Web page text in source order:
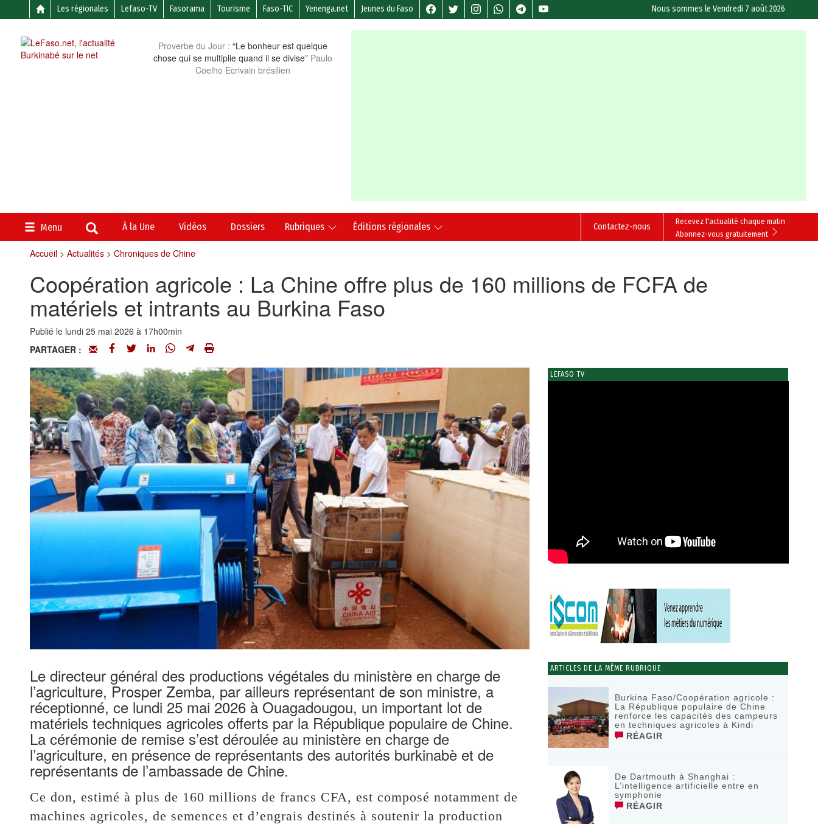
Les régionales Lefaso-TV Fasorama Tourisme Faso-TIC Yenenga.net Jeunes du Faso Nous sommes leVendredi 7 août 2026
Proverbe du Jour : “Le bonheur est quelque
chose qui se multiplie quand il se divise” Paulo
Coelho Ecrivain brésilien
Menu À la Une Vidéos Dossiers Rubriques Éditions régionales
Recevez l'actualité chaque matin
Abonnez-vous gratuitement
Contactez-nous
Accueil> Actualités> Chroniques de Chine
Coopération agricole : La Chine offre plus de 160 millions de FCFA de
matériels et intrants au Burkina Faso
Publié le lundi 25 mai 2026 à 17h00min
PARTAGER :
Le directeur général des productions végétales du ministère en charge de
l’agriculture, Prosper Zemba, par ailleurs représentant de son ministre, a
réceptionné, ce lundi 25 mai 2026 à Ouagadougou, un important lot de
matériels techniques agricoles offerts par la République populaire de Chine.
La cérémonie de remise s’est déroulée au ministère en charge de
l’agriculture, en présence de représentants des autorités burkinabè et de
représentants de l’ambassade de Chine.
Ce don, estimé à plus de 160 millions de francs CFA, est composé notamment de
machines agricoles, de semences et d’engrais destinés à soutenir la production
LEFASO TV
ARTICLES DE LA MÊME RUBRIQUE
Burkina Faso/Coopération agricole :
La République populaire de Chine
renforce les capacités des campeurs
en techniques agricoles à Kindi
RÉAGIR
De Dartmouth à Shanghai :
L’intelligence artificielle entre en
symphonie
RÉAGIR